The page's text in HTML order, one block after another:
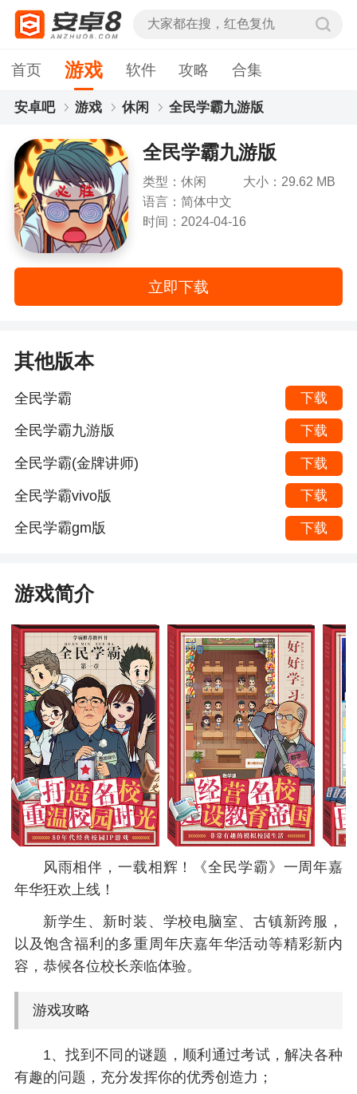
首页 游戏 软件 攻略 合集
安卓吧 游戏 休闲 全民学霸九游版
全民学霸九游版
类型：休闲
大小：29.62 MB
语言：简体中文
时间：2024-04-16
立即下载
其他版本
全民学霸 下载
全民学霸九游版 下载
全民学霸(金牌讲师) 下载
全民学霸vivo版 下载
全民学霸gm版 下载
游戏简介
风雨相伴，一载相辉！《全民学霸》一周年嘉
年华狂欢上线！
新学生、新时装、学校电脑室、古镇新跨服，
以及饱含福利的多重周年庆嘉年华活动等精彩新内
容，恭候各位校长亲临体验。
游戏攻略
1、找到不同的谜题，顺利通过考试，解决各种
有趣的问题，充分发挥你的优秀创造力；